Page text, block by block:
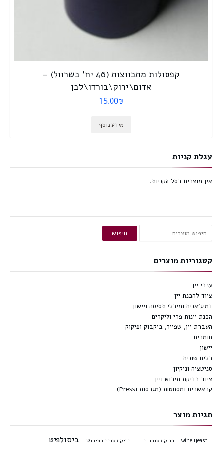
קפסולות מתכווצות (46 יח’ בשרוול) –
אדום\ירוק\בורדו\לבן
15.00₪
מידע נוסף
עגלת קניות
אין מוצרים בסל הקניות.
עבור:
חיפוש
קטגוריות מוצרים
ענבי יין
ציוד להכנת יין
דמיג'אנים ומיכלי תסיסה ויישון
הכנת יינות פרי וליקרים
העברת יין, שפייה, ביקבוק ופיקוק
חומרים
יישון
כלים שונים
סניטציה וניקיון
ציוד בדיקת תירוש ויין
קראשרים ומסחטות (מגרסות וPress)
תגיות מוצר
wine yeast בדיקת סוכר ביין בדיקת סוכר בתירוש ביסולפיט